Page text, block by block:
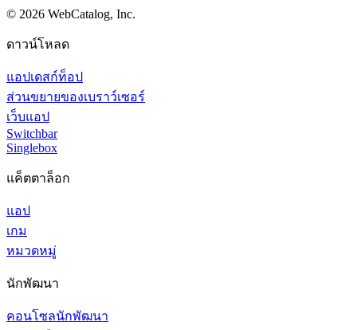
© 2026 WebCatalog, Inc.
ดาวน์โหลด
แอปเดสก์ท็อป
ส่วนขยายของเบราว์เซอร์
เว็บแอป
Switchbar
Singlebox
แค็ตตาล็อก
แอป
เกม
หมวดหมู่
นักพัฒนา
คอนโซลนักพัฒนา